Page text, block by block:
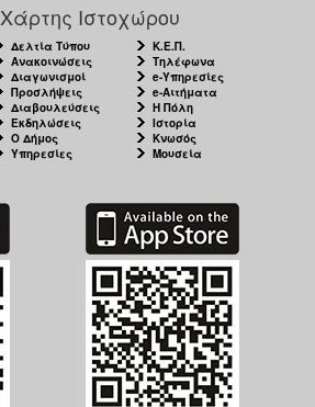
Χάρτης Ιστοχώρου
Δελτία Τύπου
Ανακοινώσεις
Διαγωνισμοί
Προσλήψεις
Διαβουλεύσεις
Εκδηλώσεις
Ο Δήμος
Υπηρεσίες
Κ.Ε.Π.
Τηλέφωνα
e-Υπηρεσίες
e-Αιτήματα
Η Πόλη
Ιστορία
Κνωσός
Μουσεία